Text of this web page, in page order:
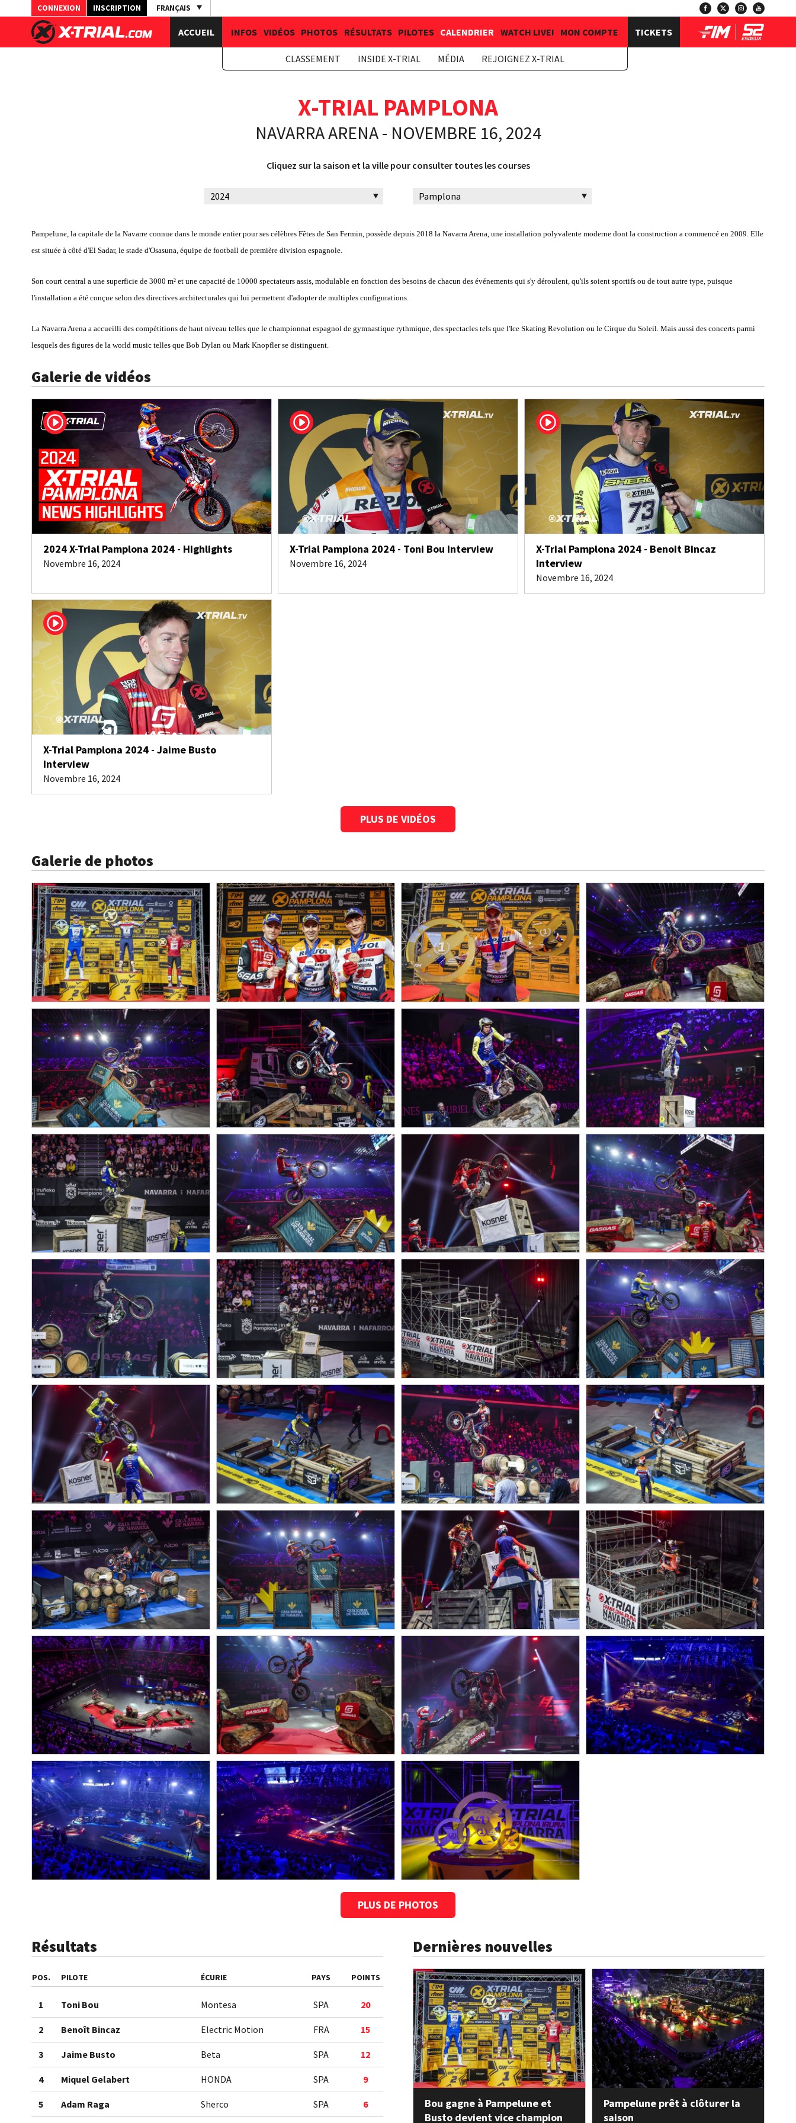
CONNEXION INSCRIPTION FRANÇAIS
ACCUEIL INFOS VIDÉOS PHOTOS RÉSULTATS PILOTES CALENDRIER WATCH LIVE! MON COMPTE
CLASSEMENT INSIDE X-TRIAL MÉDIA REJOIGNEZ X-TRIAL
TICKETS
X-TRIAL PAMPLONA
NAVARRA ARENA - NOVEMBRE 16, 2024
Cliquez sur la saison et la ville pour consulter toutes les courses
Pampelune, la capitale de la Navarre connue dans le monde entier pour ses célèbres Fêtes de San Fermin, possède depuis 2018 la Navarra Arena, une installation polyvalente moderne dont la construction a commencé en 2009. Elle
est située à côté d'El Sadar, le stade d'Osasuna, équipe de football de première division espagnole.
Son court central a une superficie de 3000 m² et une capacité de 10000 spectateurs assis, modulable en fonction des besoins de chacun des événements qui s'y déroulent, qu'ils soient sportifs ou de tout autre type, puisque
l'installation a été conçue selon des directives architecturales qui lui permettent d'adopter de multiples configurations.
La Navarra Arena a accueilli des compétitions de haut niveau telles que le championnat espagnol de gymnastique rythmique, des spectacles tels que l'Ice Skating Revolution ou le Cirque du Soleil. Mais aussi des concerts parmi
lesquels des figures de la world music telles que Bob Dylan ou Mark Knopfler se distinguent.
Galerie de vidéos
2024 X-Trial Pamplona 2024 - Highlights
Novembre 16, 2024
X-Trial Pamplona 2024 - Toni Bou Interview
Novembre 16, 2024
X-Trial Pamplona 2024 - Benoit Bincaz
Interview
Novembre 16, 2024
X-Trial Pamplona 2024 - Jaime Busto
Interview
Novembre 16, 2024
PLUS DE VIDÉOS
Galerie de photos
PLUS DE PHOTOS
Résultats
POS. PILOTE ÉCURIE PAYS POINTS
1 Toni Bou Montesa SPA 20
2 Benoît Bincaz Electric Motion FRA 15
3 Jaime Busto Beta SPA 12
4 Miquel Gelabert HONDA SPA 9
5 Adam Raga Sherco SPA 6
Dernières nouvelles
Bou gagne à Pampelune et
Busto devient vice champion
Pampelune prêt à clôturer la
saison